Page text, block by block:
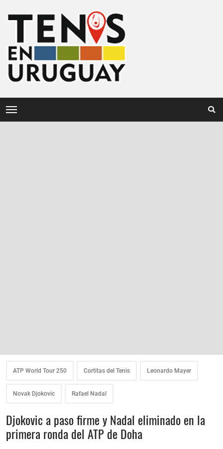
ATP World Tour 250 Cortitas del Tenis Leonardo Mayer
Novak Djokovic Rafael Nadal
Djokovic a paso firme y Nadal eliminado en la
primera ronda del ATP de Doha